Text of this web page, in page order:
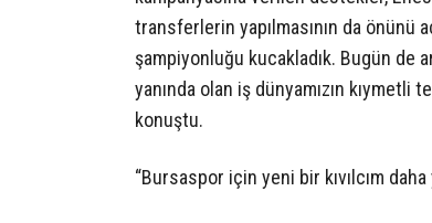
transferlerin yapılmasının da önünü
şampiyonluğu kucakladık. Bugün de
yanında olan iş dünyamızın
konuştu.
“Bursaspor için yeni bir kıvılcım daha